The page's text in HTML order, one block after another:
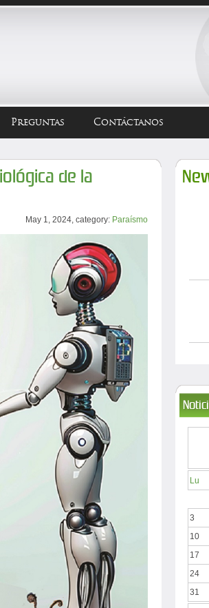
Preguntas Contáctanos
de la
May 1, 2024, category: Paraísmo
Lu
3
10
17
24
31